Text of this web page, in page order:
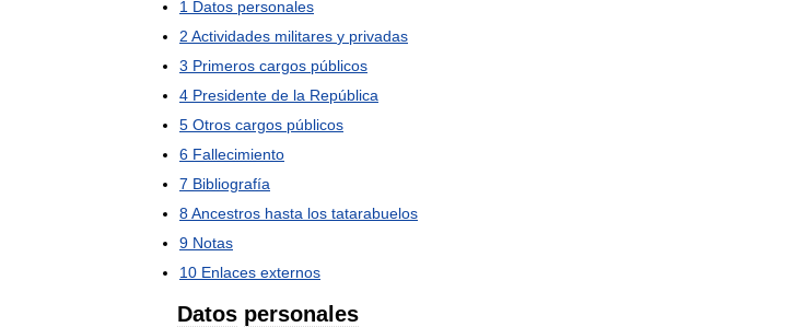
1 Datos personales
2 Actividades militares y privadas
3 Primeros cargos públicos
4 Presidente de la República
5 Otros cargos públicos
6 Fallecimiento
7 Bibliografía
8Ancestros hasta los tatarabuelos
9 Notas
10 Enlaces externos
Datos personales